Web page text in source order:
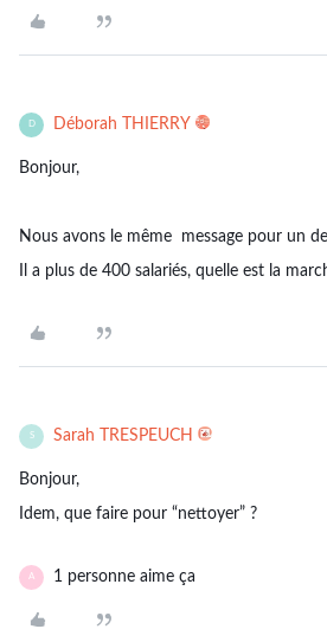
D Déborah THIERRY
Bonjour,
Nous avons le même message pour un
Il a plus de 400 salariés, quelle est la
S Sarah TRESPEUCH
Bonjour,
Idem, que faire pour “nettoyer” ?
A 1 personne aime ça